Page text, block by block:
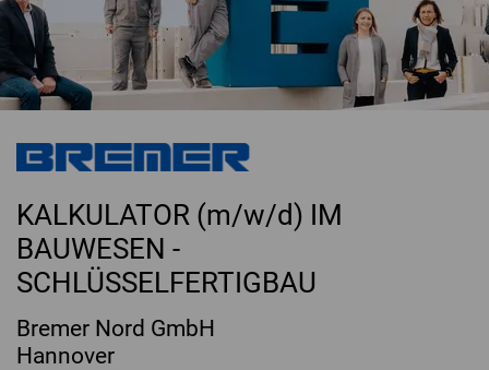
Jobs
Magazin
Initiative
Kontakt
KALKULATOR (m/w/d) IM
BAUWESEN -
SCHLÜSSELFERTIGBAU
Bremer Nord GmbH
Hannover